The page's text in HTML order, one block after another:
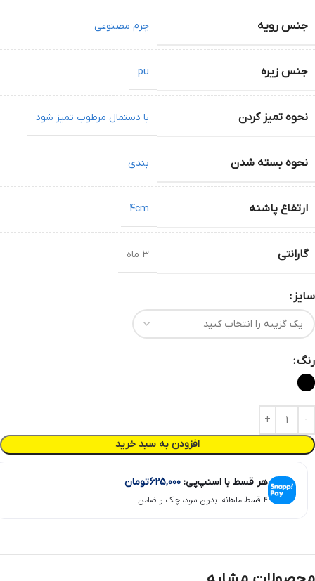
جنس رویه چرم مصنوعی
جنس زیره pu
نحوه تمیز کردن با دستمال مرطوب تمیز شود
نحوه بسته شدن بندی
ارتفاع پاشنه 4cm
گارانتی 3 ماه
سایز
رنگ
افزودن به سبد خرید
هر قسط با اسنپ‌پی: 625,000تومان
۴ قسط ماهانه. بدون سود، چک و ضامن.